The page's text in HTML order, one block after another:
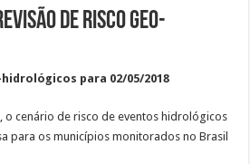
de Risco Geo-
para 02/05/2018
o cenário de risco de eventos hidrológicos
para os municípios monitorados no Brasil